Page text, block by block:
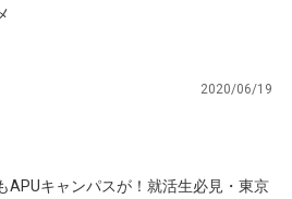
2020/06/19
APUキャンパスが！就活生必見・東京